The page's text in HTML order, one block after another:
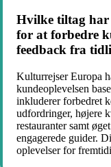
Hvilke tiltag
for at forbedre
feedback fra
Kulturrejser Europa
kundeoplevelsen
inkluderer forbedret
udfordringer, højere
restauranter samt
engagerede guider.
oplevelser for